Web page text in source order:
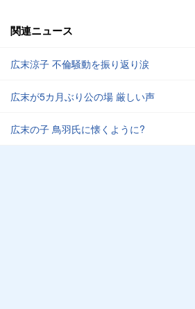
関連ニュース
広末涼子 不倫騒動を振り返り涙
広末が5カ月ぶり公の場 厳しい声
広末の子 鳥羽氏に懐くように?